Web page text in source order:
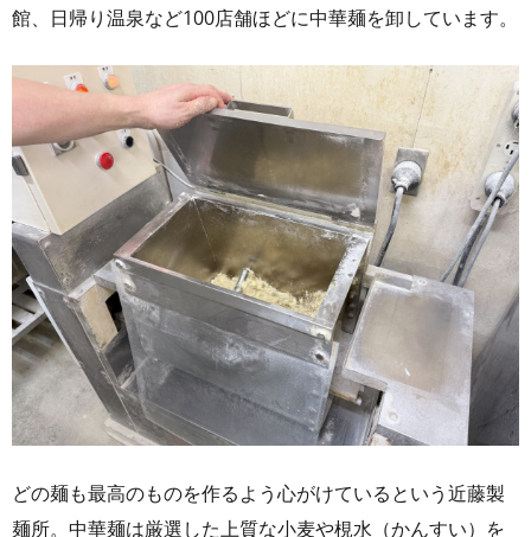
館、日帰り温泉など100店舗ほどに中華麺を卸しています。
どの麺も最高のものを作るよう心がけているという近藤製
麺所。中華麺は厳選した上質な小麦や梘水（かんすい）を